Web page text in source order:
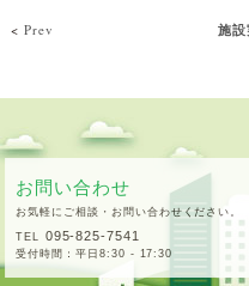
<Prev 施
お問い合わせ
お気軽にご相談・お問い合わせください。
TEL 095-825-7541
受付時間：平日8:30 - 17:30